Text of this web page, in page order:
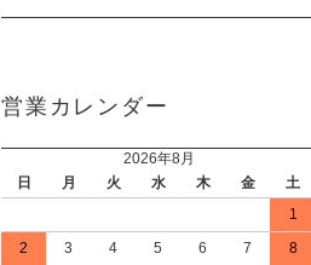
営業カレンダー
2026年8月
日
月 火 水 木 金
土
1
2
3 4 5 6 7
8